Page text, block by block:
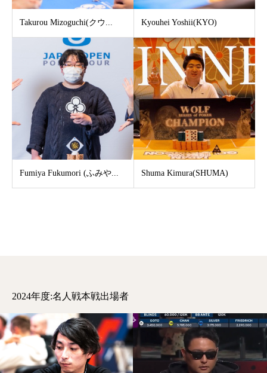
Takurou Mizoguchi(クウ... Kyouhei Yoshii(KYO)
Fumiya Fukumori (ふみや... Shuma Kimura(SHUMA)
2024年度:名人戦本戦出場者